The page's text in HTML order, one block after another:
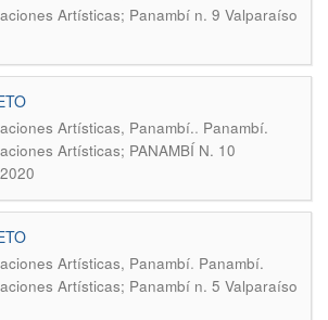
Artísticas; Panambí n. 9 Valparaíso
Artísticas, Panambí.. Panambí.
Artísticas; PANAMBÍ N. 10
Artísticas, Panambí. Panambí.
Artísticas; Panambí n. 5 Valparaíso